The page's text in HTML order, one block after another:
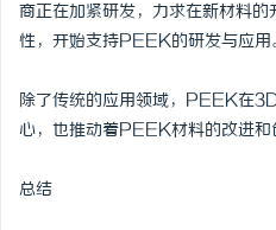
商正在加紧研发，力求在新材料
性，开始支持PEEK的研发与应用
除了传统的应用领域，PEEK在
心，也推动着PEEK材料的改进
总结